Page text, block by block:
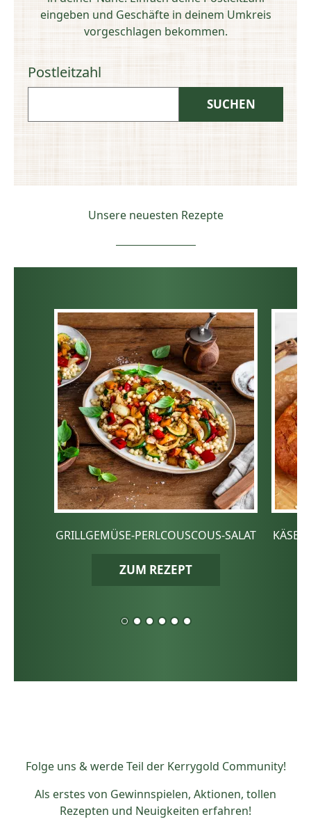
eingeben und Geschäfte in deinem Umkreis
vorgeschlagen bekommen.
Postleitzahl
Unsere neuesten Rezepte
GRILLGEMÜSE-PERLCOUSCOUS-SALAT
ZUM REZEPT
KÄSE-
Folge uns & werde Teil der Kerrygold Community!
Als erstes von Gewinnspielen, Aktionen, tollen
Rezepten und Neuigkeiten erfahren!